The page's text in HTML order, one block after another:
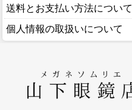
送料とお支払い方法について
個人情報の取扱いについて